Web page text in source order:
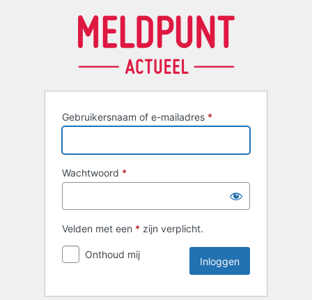
Gebruikersnaam of e-mailadres *
Wachtwoord *
Velden met een * zijn verplicht.
Onthoud mij